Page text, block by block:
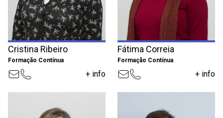
Cristina Ribeiro
Formação Contínua
+ info
Fátima Correia
Formação Contínua
+ info